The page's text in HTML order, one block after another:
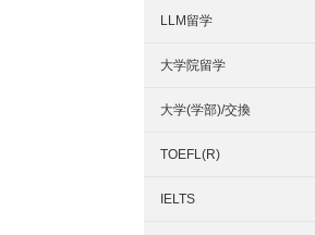
LLM留学
大学院留学
大学(学部)/交換
TOEFL(R)
IELTS